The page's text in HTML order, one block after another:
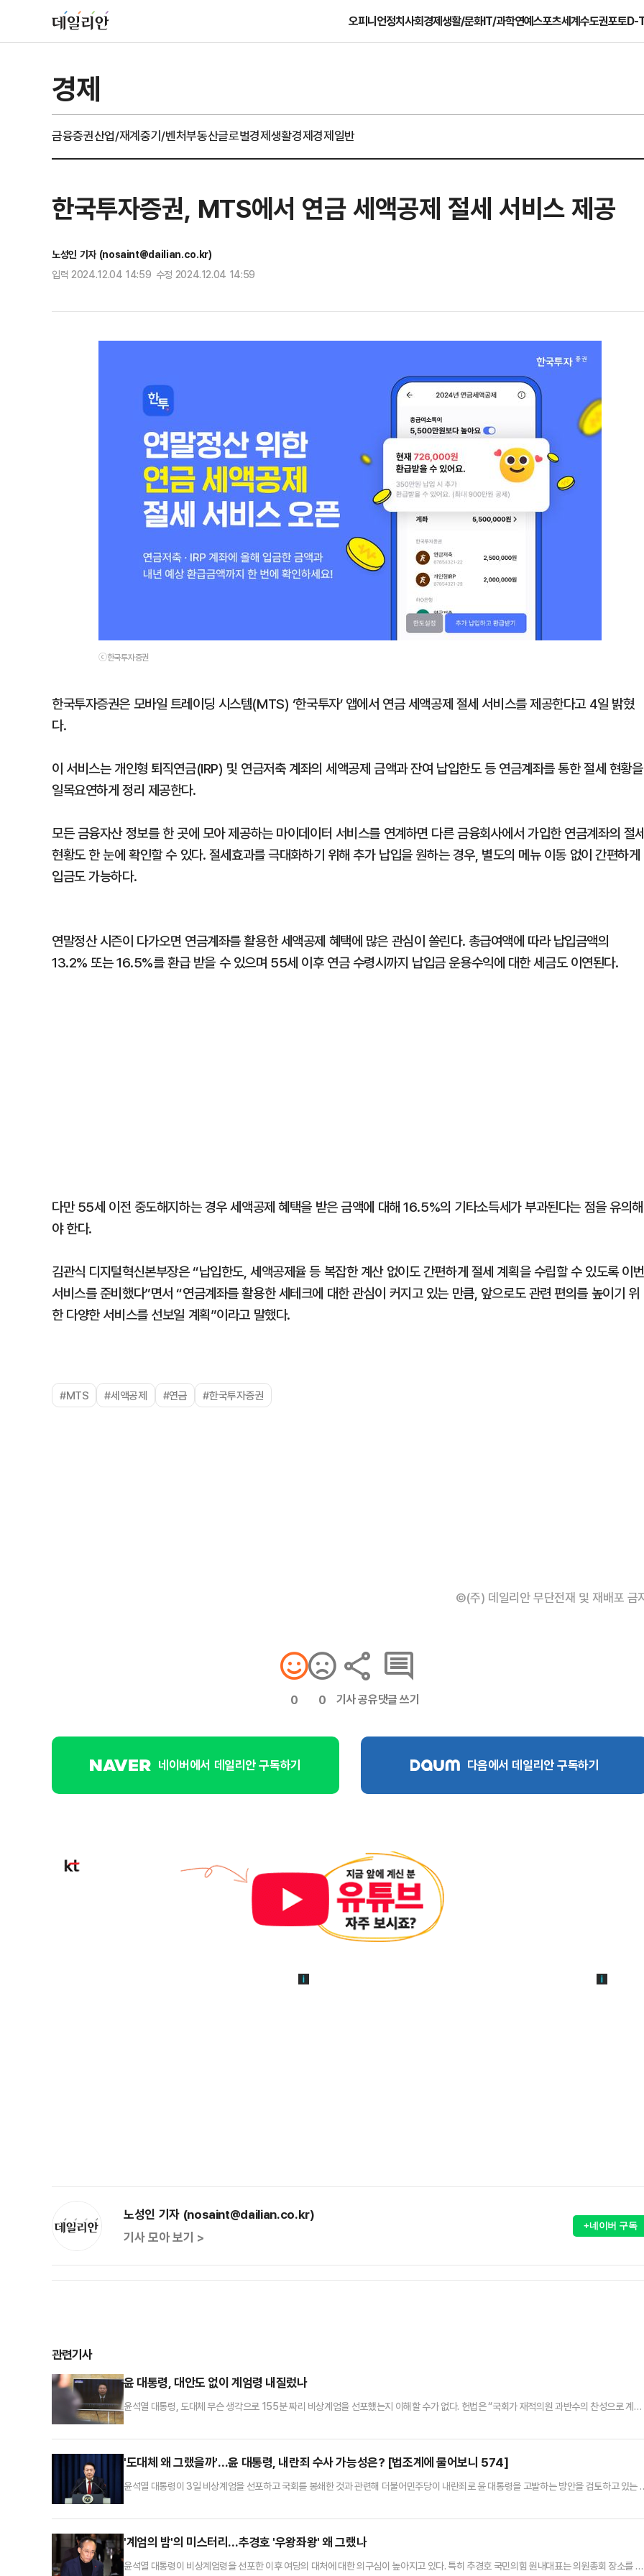
오피니언정치사회경제생활/문화IT/과학연예스포츠세계수도권포토D-
경제
금융증권산업/재계중기/벤처부동산글로벌경제생활경제경제일반
한국투자증권, MTS에서 연금 세액공제 절세 서비스 제공
노성인 기자 (nosaint@dailian.co.kr)
입력 2024.12.04 14:59 수정 2024.12.04 14:59
ⓒ한국투자증권
한국투자증권은 모바일 트레이딩 시스템(MTS) ‘한국투자’ 앱에서 연금 세액공제 절세 서비스를 제공한다고 4일 밝혔
다.
이 서비스는 개인형 퇴직연금(IRP) 및 연금저축 계좌의 세액공제 금액과 잔여 납입한도 등 연금계좌를 통한 절세 현황을
일목요연하게 정리 제공한다.
모든 금융자산 정보를 한 곳에 모아 제공하는 마이데이터 서비스를 연계하면 다른 금융회사에서 가입한 연금계좌의 절
현황도 한 눈에 확인할 수 있다. 절세효과를 극대화하기 위해 추가 납입을 원하는 경우, 별도의 메뉴 이동 없이 간편하게
입금도 가능하다.
연말정산 시즌이 다가오면 연금계좌를 활용한 세액공제 혜택에 많은 관심이 쏠린다. 총급여액에 따라 납입금액의
13.2% 또는 16.5%를 환급 받을 수 있으며 55세 이후 연금 수령시까지 납입금 운용수익에 대한 세금도 이연된다.
다만 55세 이전 중도해지하는 경우 세액공제 혜택을 받은 금액에 대해 16.5%의 기타소득세가 부과된다는 점을 유의해
야 한다.
김관식 디지털혁신본부장은 “납입한도, 세액공제율 등 복잡한 계산 없이도 간편하게 절세 계획을 수립할 수 있도록 이번
서비스를 준비했다”면서 “연금계좌를 활용한 세테크에 대한 관심이 커지고 있는 만큼, 앞으로도 관련 편의를 높이기 위
한 다양한 서비스를 선보일 계획”이라고 말했다.
#MTS #세액공제 #연금 #한국투자증권
©(주) 데일리안 무단전재 및 재배포 금
0 0 기사 공유댓글 쓰기
네이버에서 데일리안 구독하기 다음에서 데일리안 구독하기
노성인 기자 (nosaint@dailian.co.kr)
기사 모아 보기 >
+네이버 구독
관련기사
윤 대통령, 대안도 없이 계엄령 내질렀나
윤석열 대통령, 도대체 무슨 생각으로 155분 짜리 비상계엄을 선포했는지 이해할 수가 없다. 헌법은 “국회가 재적의원 과반수의 찬성으로 계엄
다고 할 정도로 장악돼 있다. 계엄령 선포 즉시 해제를 결의할 것은 명약관화(明若觀火)했다.따라서 윤 대통령이 ‘긴급 대국민 특별담화’를 통
'도대체 왜 그랬을까'…윤 대통령, 내란죄 수사 가능성은? [법조계에 물어보니 574]
윤석열 대통령이 3일 비상계엄을 선포하고 국회를 봉쇄한 것과 관련해 더불어민주당이 내란죄로 윤 대통령을 고발하는 방안을 검토하고 있는
한 것은 내란죄 성립 가능성을 높이는 것이다. 내란 혐의는 대통령의 형사상 특권을 배제하기 때문에 수사와 기소가 가능하다"고 지적했다.반면
'계엄의 밤'의 미스터리…추경호 '우왕좌왕' 왜 그랬나
윤석열 대통령이 비상계엄령을 선포한 이후 여당의 대처에 대한 의구심이 높아지고 있다. 특히 추경호 국민의힘 원내대표는 의원총회 장소를 거